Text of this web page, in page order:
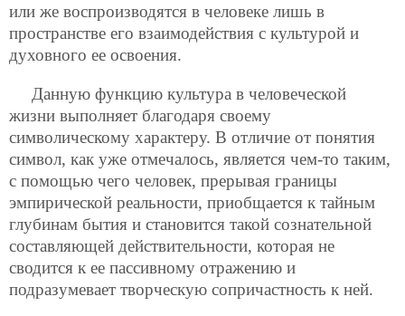
или же воспроизводятся в человеке лишь в
пространстве его взаимодействия с культурой и
духовного ее освоения.
Данную функцию культура в человеческой
жизни выполняет благодаря своему
символическому характеру. В отличие от понятия
символ, как уже отмечалось, является чем-то таким,
с помощью чего человек, прерывая границы
эмпирической реальности, приобщается к тайным
глубинам бытия и становится такой сознательной
составляющей действительности, которая не
сводится к ее пассивному отражению и
подразумевает творческую сопричастность к ней.